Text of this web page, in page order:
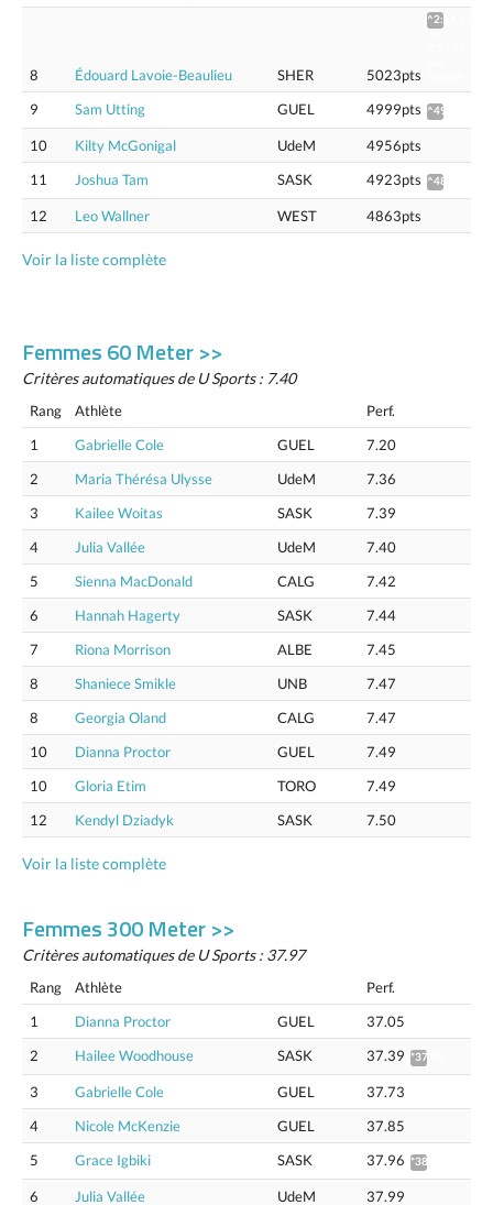
8 Édouard Lavoie-Beaulieu SHER 5023pts
^2:54.93
vs
9 Sam Utting GUEL 4999pts ^4975
10 Kilty McGonigal UdeM
4956pts
11
Joshua Tam SASK 4923pts ^4899
12 Leo Wallner WEST 4863pts
Voir la liste complète
Femmes 60 Meter >>
Critères automatiques de U Sports : 7.40
Rang Athlète
Perf.
1
Gabrielle Cole GUEL
7.20
2
Maria Thérésa Ulysse UdeM
7.36
3
Kailee Woitas SASK
7.39
4
Julia Vallée UdeM
7.40
5
Sienna MacDonald CALG
7.42
6
Hannah Hagerty SASK
7.44
7
Riona Morrison ALBE
7.45
8
Shaniece Smikle UNB
7.47
8
Georgia Oland CALG
7.47
10
Dianna Proctor GUEL
7.49
10
Gloria Etim TORO
7.49
12
Kendyl Dziadyk SASK 7.50
Voir la liste complète
Femmes 300 Meter >>
Critères automatiques de U Sports : 37.97
Rang Athlète
Perf.
1
Dianna Proctor GUEL
37.05
2
Hailee Woodhouse SASK 37.39 *37.92
3 Gabrielle Cole GUEL
37.73
4
Nicole McKenzie GUEL
37.85
5
Grace Igbiki SASK 37.96 *38.49
6 Julia Vallée UdeM 37.99